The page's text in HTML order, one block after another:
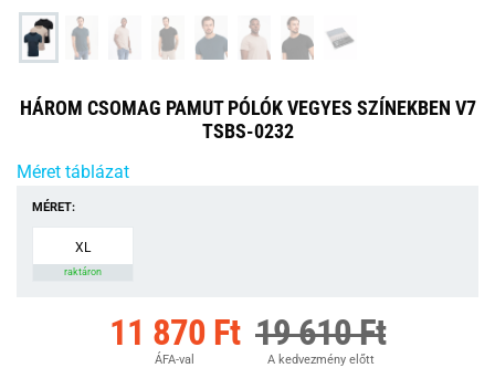
HÁROM CSOMAG PAMUT PÓLÓK VEGYES SZÍNEKBEN V7
TSBS-0232
Méret táblázat
MÉRET:
XL
raktáron
11 870 Ft
ÁFA-val
19 610 Ft
A kedvezmény előtt